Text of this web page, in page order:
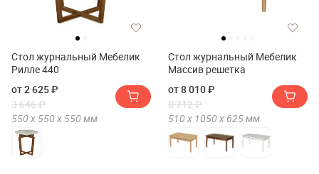
Стол журнальный Мебелик
Рилле 440
от 2 625 ₽
3 646 ₽
550 х 550 х 550 мм
Стол журнальный Мебелик
Массив решетка
от 8 010 ₽
8 712 ₽
510 х 1050 х 625мм